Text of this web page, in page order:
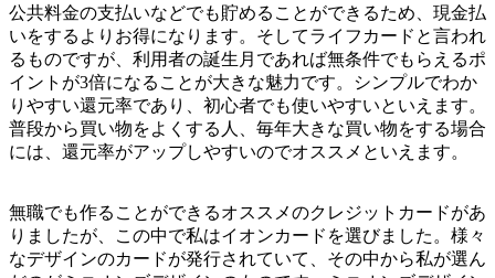
公共料金の支払いなどでも貯めることができるため、現金払
いをするよりお得になります。そしてライフカードと言われ
るものですが、利用者の誕生月であれば無条件でもらえるポ
イントが3倍になることが大きな魅力です。シンプルでわか
りやすい還元率であり、初心者でも使いやすいといえます。
普段から買い物をよくする人、毎年大きな買い物をする場合
には、還元率がアップしやすいのでオススメといえます。
無職でも作ることができるオススメのクレジットカードがあ
りましたが、この中で私はイオンカードを選びました。 様々
なデザインのカードが発行されていて、その中から私が選ん